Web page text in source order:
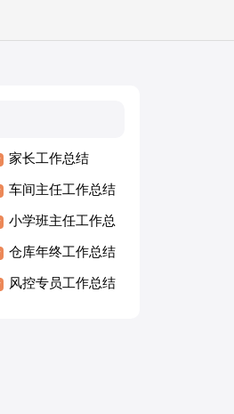
家长工作总结
车间主任工作总结
小学班主任工作总
结
仓库年终工作总结
风控专员工作总结